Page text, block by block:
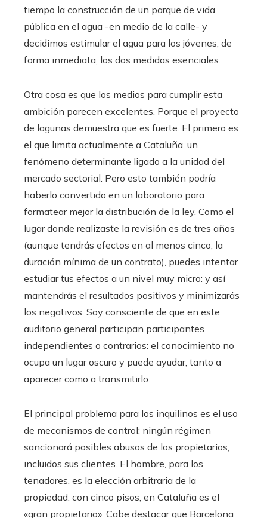
tiempo la construcción de un parque de vida
pública en el agua -en medio de la calle- y
decidimos estimular el agua para los jóvenes, de
forma inmediata, los dos medidas esenciales.
Otra cosa es que los medios para cumplir esta
ambición parecen excelentes. Porque el proyecto
de lagunas demuestra que es fuerte. El primero es
el que limita actualmente a Cataluña, un
fenómeno determinante ligado a la unidad del
mercado sectorial. Pero esto también podría
haberlo convertido en un laboratorio para
formatear mejor la distribución de la ley. Como el
lugar donde realizaste la revisión es de tres años
(aunque tendrás efectos en al menos cinco, la
duración mínima de un contrato), puedes intentar
estudiar tus efectos a un nivel muy micro: y así
mantendrás el resultados positivos y minimizarás
los negativos. Soy consciente de que en este
auditorio general participan participantes
independientes o contrarios: el conocimiento no
ocupa un lugar oscuro y puede ayudar, tanto a
aparecer como a transmitirlo.
El principal problema para los inquilinos es el uso
de mecanismos de control: ningún régimen
sancionará posibles abusos de los propietarios,
incluidos sus clientes. El hombre, para los
tenadores, es la elección arbitraria de la
propiedad: con cinco pisos, en Cataluña es el
«gran propietario». Cabe destacar que Barcelona